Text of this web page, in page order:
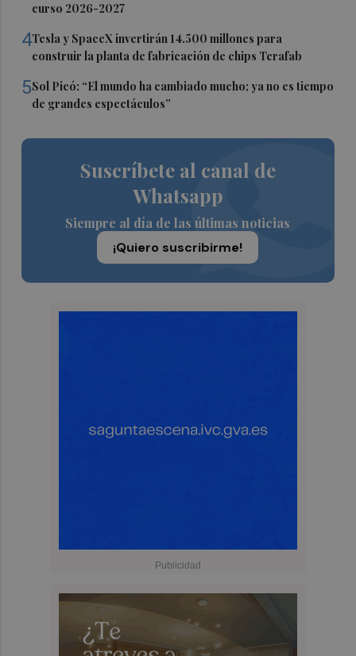
curso 2026-2027
4Tesla y SpaceX invertirán 14.500 millones para
construir la planta de fabricación de chips Terafab
5Sol Picó: “El mundo ha cambiado mucho; ya no es tiempo
de grandes espectáculos”
Suscríbete al canal de
Whatsapp
Siempre al día de las últimas noticias
¡Quiero suscribirme!